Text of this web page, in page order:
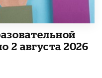
2 августа 2026